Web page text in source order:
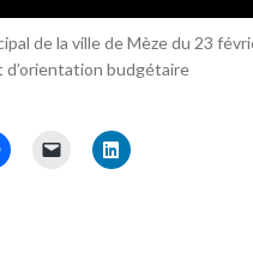
de la ville de Mèze du 23
d’orientation budgétaire